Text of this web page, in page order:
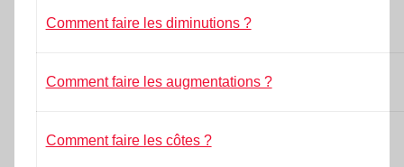
Comment faire les diminutions ?
Comment faire les augmentations ?
Comment faire les côtes ?